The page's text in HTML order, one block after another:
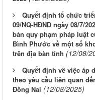
Quyết định tổ chức
09/NQ-HĐND ngày 08/7/
bản quy phạm pháp luật
Bình Phước về một số
trên địa bàn tỉnh (12/08/
Quyết định về việc áp
theo yêu cầu liên quan
Đồng Nai (12/08/2025)